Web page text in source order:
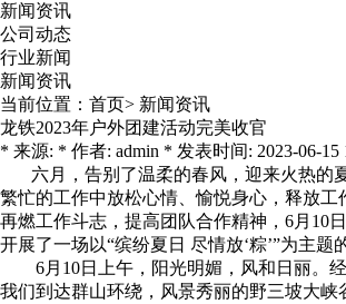
新闻资讯
公司动态
行业新闻
新闻资讯
当前位置： 首页> 新闻资讯
龙铁2023年户外团建活动完美收官
* 来源: * 作者: admin * 发表时间: 2023-06-15
六月，告别了温柔的春风，迎来火热的
繁忙的工作中放松心情、愉悦身心，释放工
再燃工作斗志，提高团队合作精神，6月10
开展了一场以“缤纷夏日 尽情放‘粽’”为主题
6月10日上午，阳光明媚，风和日丽。经
我们到达群山环绕，风景秀丽的野三坡大峡